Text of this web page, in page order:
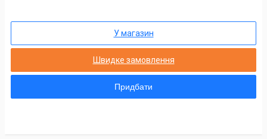
У магазин
Швидке замовлення
Придбати